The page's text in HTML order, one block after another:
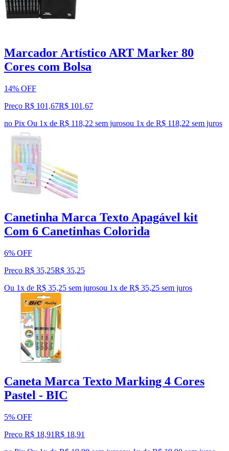
Marcador Artístico ART Marker 80
Cores com Bolsa
14% OFF
Preço R$ 101,67R$ 101 ,67
no Pix Ou 1x de R$ 118,22 sem jurosou 1x de R$ 118,22 sem juros
Canetinha Marca Texto Apagável kit
Com 6 Canetinhas Colorida
6% OFF
Preço R$ 35,25R$ 35,25
Ou 1x de R$ 35,25 sem jurosou 1x de R$ 35,25 sem juros
Caneta Marca Texto Marking 4 Cores
Pastel - BIC
5% OFF
Preço R$ 18,91R$ 18,91